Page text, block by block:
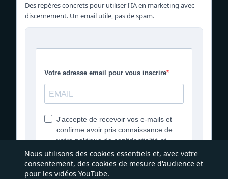
Nous utilisons des cookies essentiels et, avec votre
consentement, des cookies de mesure d'audience et
pour les vidéos YouTube.
Des repères concrets pour utiliser l'IA en marketing avec
discernement. Un email utile, pas de spam.